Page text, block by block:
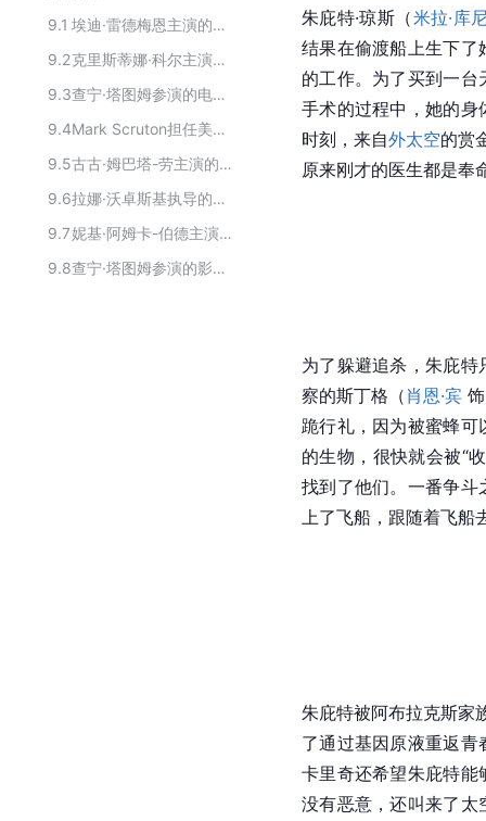
9.1
埃迪·雷德梅恩主演的电影
9.2
克里斯蒂娜·科尔主演的电影
9.3
查宁·塔图姆参演的电影作品
9.4
Mark Scruton担任美术设计的作品
9.5
古古·姆巴塔-劳主演的电影
9.6
拉娜·沃卓斯基执导的作品
9.7
妮基·阿姆卡-伯德主演的电影
9.8
查宁·塔图姆参演的影视作品
朱庇特·琼斯（米拉·库
结果在偷渡船上生下
的工作。为了买到一
手术的过程中，她的身
时刻，来自外太空的赏
原来刚才的医生都是奉
为了躲避追杀，朱庇
察的斯丁格（ 肖恩·宾
跪行礼，因为被蜜蜂
的生物，很快就会被“
找到了他们。一番争斗
上了飞船，跟随着飞船
朱庇特被阿布拉克斯家
了通过基因原液重返
卡里奇还希望朱庇特能
没有恶意，还叫来了太